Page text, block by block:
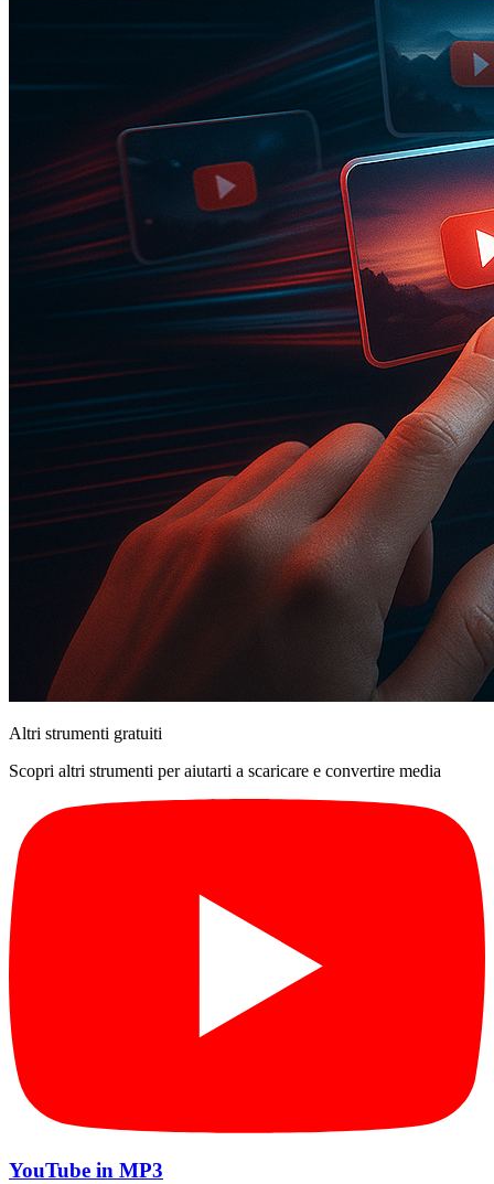
Altri strumenti gratuiti
Scopri altri strumenti per aiutarti a scaricare e convertire media
YouTube in MP3